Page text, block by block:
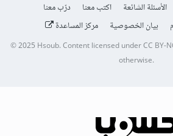
الأسئلة الشائعة اكتب معنا
درّب معنا
بيان الخصوصية مركز المساعدة
© 2025Hsoub.Content licensed underCC BY-
otherwise.